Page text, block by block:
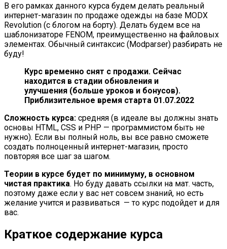
В его рамках данного курса будем делать реальный
интернет-магазин по продаже одежды на базе MODX
Revolution (с блогом на борту). Делать будем все на
шаблонизаторе FENOM, преимущественно на файловых
элементах. Обычный синтаксис (Modparser) разбирать не
буду!
Курс временно снят с продажи. Сейчас
находится в стадии обновления и
улучшения (больше уроков и бонусов).
Приблизительное время старта 01.07.2022
Сложность курса: средняя (в идеале вы должны знать
основы HTML, CSS и PHP — программистом быть не
нужно). Если вы полный ноль, вы все равно сможете
создать полноценный интернет-магазин, просто
повторяя все шаг за шагом.
Теории в курсе будет по минимуму, в основном
чистая практика. Но буду давать ссылки на мат. часть,
поэтому даже если у вас нет совсем знаний, но есть
желание учится и развиваться — то курс подойдет и для
вас.
Краткое содержание курса